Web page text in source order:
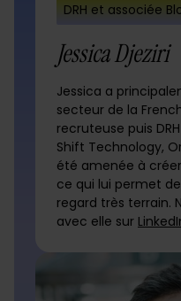
DRH et associée
Jessica Djeziri
Jessica a
secteur de la
recruteuse puis
Shift Technology,
été amenée à
ce qui lui permet
regard très terrain.
avec elle sur